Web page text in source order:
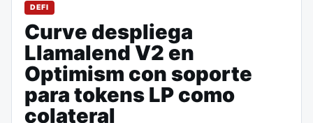
DEFI
Curve despliega
Llamalend V2 en
Optimism con soporte
para tokens LP como
colateral